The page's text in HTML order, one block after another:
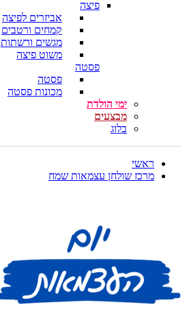
פיצה
אביזרים לפיצה
קמחים ורטבים
מגשים ורשתות
משוט פיצה
פסטה
פסטה
מכונות פסטה
ימי הולדת
מבצעים
בלוג
ראשי
מרכז שולחן עצמאות שמח